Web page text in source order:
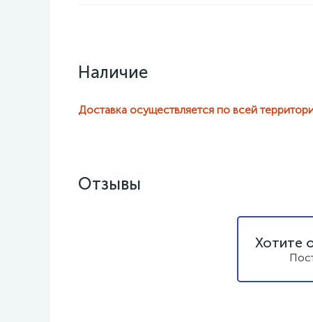
Наличие
Доставка осуществляется по всей
Отзывы
Хотите